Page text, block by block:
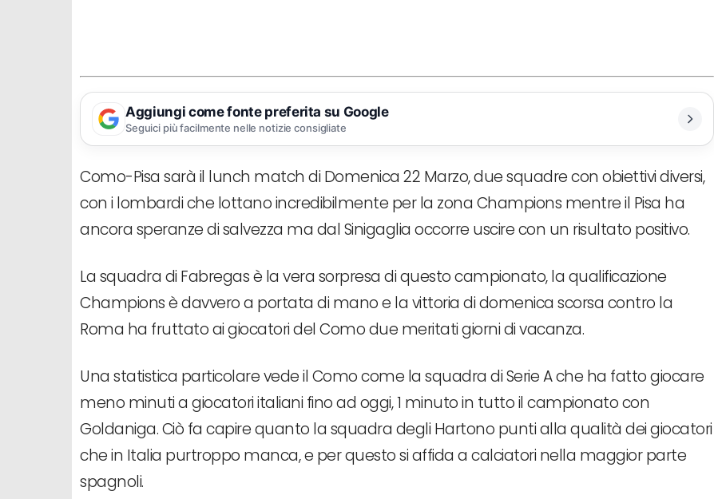
Aggiungi come fonte preferita su Google
Seguici più facilmente nelle notizie consigliate
Como-Pisa sarà il lunch match di Domenica 22 Marzo, due squadre con obiettivi diversi,
con i lombardi che lottano incredibilmente per la zona Champions mentre il Pisa ha
ancora speranze di salvezza ma dal Sinigaglia occorre uscire con un risultato positivo.
La squadra di Fabregas è la vera sorpresa di questo campionato, la qualificazione
Champions è davvero a portata di mano e la vittoria di domenica scorsa contro la
Roma ha fruttato ai giocatori del Como due meritati giorni di vacanza.
Una statistica particolare vede il Como come la squadra di Serie A che ha fatto giocare
meno minuti a giocatori italiani fino ad oggi, 1 minuto in tutto il campionato con
Goldaniga. Ciò fa capire quanto la squadra degli Hartono punti alla qualità dei giocatori
che in Italia purtroppo manca, e per questo si affida a calciatori nella maggior parte
spagnoli.